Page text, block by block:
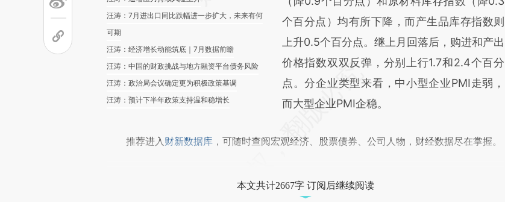
汪涛：7月进出口同比跌幅进一步扩大，未来有何
可期
汪涛：经济增长动能筑底｜7月数据前瞻
汪涛：中国的财政挑战与地方融资平台债务风险
汪涛：政治局会议确定更为积极政策基调
汪涛：预计下半年政策支持温和稳增长
个百分点）均有所下降，而产生品库存指数则
上升0.5个百分点。继上月回落后，购进和产出
价格指数双双反弹，分别上行1.7和2.4个百分
点。分企业类型来看，中小型企业PMI走弱，
而大型企业PMI企稳。
推荐进入 财新数据库 ，可随时查阅宏观经济、股票债券、公司人物，财经数据尽在掌握。
本文共计2667字 订阅后继续阅读